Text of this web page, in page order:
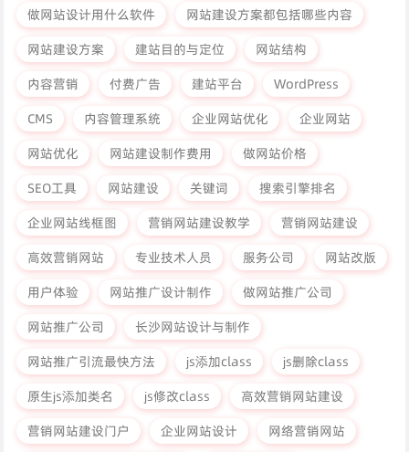
做网站设计用什么软件
网站建设方案都包括哪些内容
网站建设方案
建站目的与定位
网站结构
内容营销
付费广告 建站平台
WordPress
CMS
内容管理系统 企业网站优化
企业网站
网站优化
网站建设制作费用
做网站价格
SEO工具
网站建设 关键词
搜索引擎排名
企业网站线框图
营销网站建设教学
营销网站建设
高效营销网站
专业技术人员 服务公司
网站改版
用户体验
网站推广设计制作
做网站推广公司
网站推广公司
长沙网站设计与制作
网站推广引流最快方法
js添加class
js删除class
原生js添加类名
js修改class
高效营销网站建设
营销网站建设门户
企业网站设计
网络营销网站